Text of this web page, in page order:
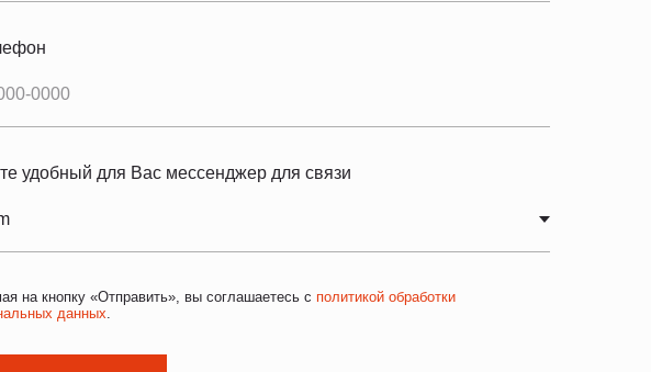
удобный для Вас мессенджер для связи
на кнопку «Отправить», вы соглашаетесь с политикой обработки
данных